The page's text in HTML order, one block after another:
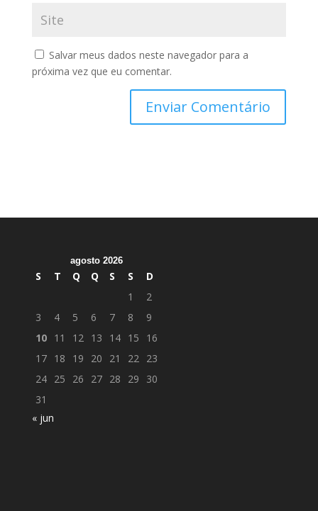
Salvar meus dados neste navegador para a
próxima vez que eu comentar.
agosto 2026
S T Q Q S S
D
1
2
3
4 5 6 7 8
9
10 11 12 13 14 15
16
17 18 19 20 21 22 23
24 25 26 27 28 29
30
31
« jun